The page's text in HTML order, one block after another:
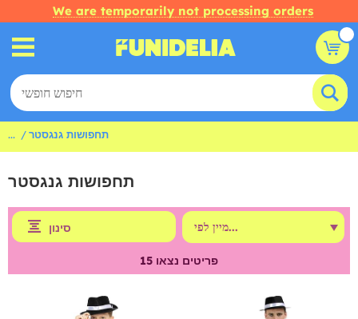
We are temporarily not processing orders
... תחפושות גנגסטר
תחפושות גנגסטר
סינון
15 פריטים נצאו